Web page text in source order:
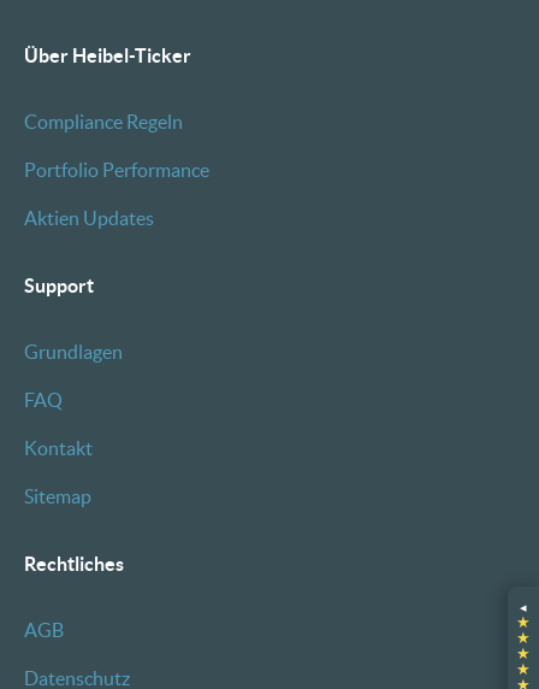
◂
★
★
★
★
★
Über Heibel-Ticker
Compliance Regeln
Portfolio Performance
Aktien Updates
Support
Grundlagen
FAQ
Kontakt
Sitemap
Rechtliches
AGB
Datenschutz